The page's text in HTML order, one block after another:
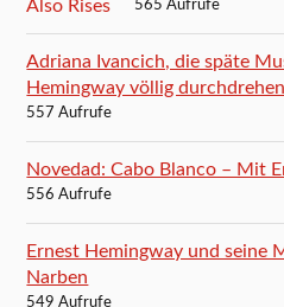
565 Aufrufe
Adriana Ivancich, die späte
Hemingway völlig durchdrehen
557 Aufrufe
Novedad: Cabo Blanco – Mit
556 Aufrufe
Ernest Hemingway und seine
Narben
549 Aufrufe